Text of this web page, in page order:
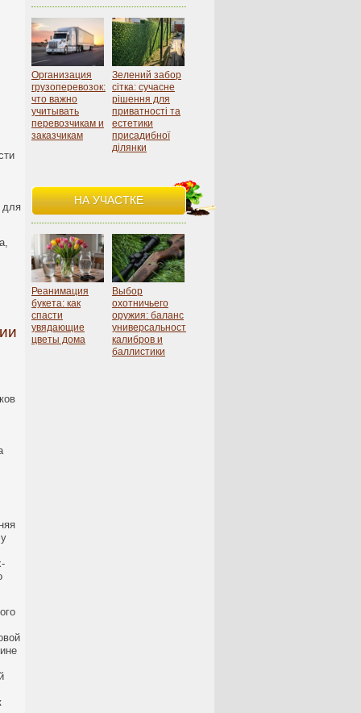
Организация
грузоперевозок:
что важно
учитывать
перевозчикам и
заказчикам
Зелений забор
сітка: сучасне
рішення для
приватності та
естетики
присадибної
ділянки
НА УЧАСТКЕ
Реанимация
букета: как
спасти
увядающие
цветы дома
Выбор
охотничьего
оружия: баланс
универсальности,
калибров и
баллистики
для